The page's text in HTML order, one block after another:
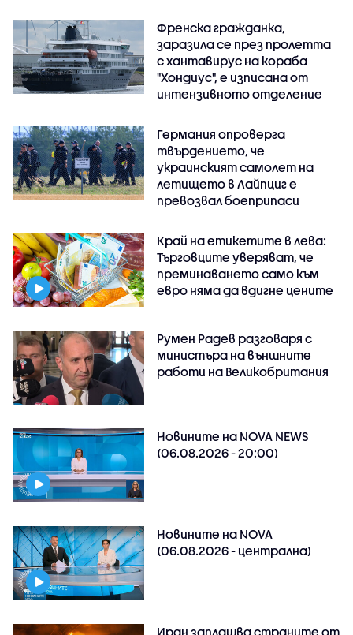
Френска гражданка,
заразила се през пролетта
с хантавирус на кораба
"Хондиус", е изписана от
интензивното отделение
Германия опроверга
твърдението, че
украинският самолет на
летището в Лайпциг е
превозвал боеприпаси
Край на етикетите в лева:
Търговците уверяват, че
преминаването само към
евро няма да вдигне цените
Румен Радев разговаря с
министъра на външните
работи на Великобритания
Новините на NOVA NEWS
(06.08.2026 - 20:00)
Новините на NOVA
(06.08.2026 - централна)
Иран заплашва страните от